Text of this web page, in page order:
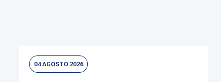
04 AGOSTO 2026